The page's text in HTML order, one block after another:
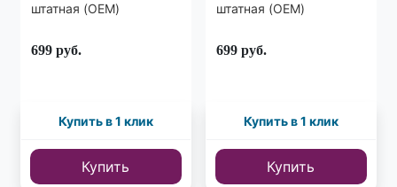
штатная (OEM)
699 руб.
Купить в 1 клик
Купить
штатная (OEM)
699 руб.
Купить в 1 клик
Купить